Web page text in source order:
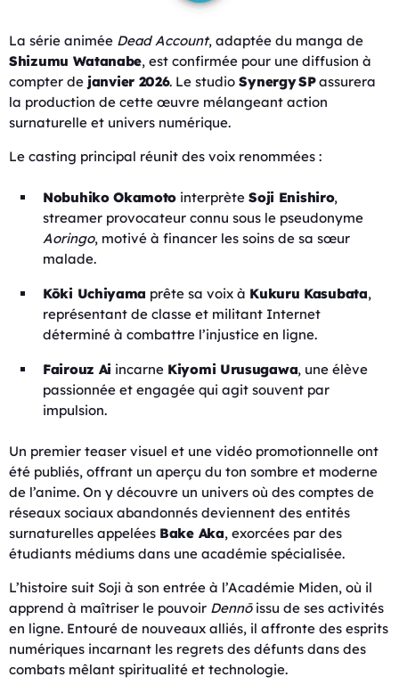
La série animée Dead Account, adaptée du manga de
Shizumu Watanabe, est confirmée pour une diffusion à
compter de janvier 2026. Le studioSynergy SPassurera
la production de cette œuvre mélangeant action
surnaturelle et univers numérique.
Le casting principal réunit des voix renommées :
Nobuhiko Okamoto interprèteSoji Enishiro,
streamer provocateur connu sous le pseudonyme
Aoringo, motivé à financer les soins de sa sœur
malade.
Kōki Uchiyama prête sa voix à Kukuru Kasubata,
représentant de classe et militant Internet
déterminé à combattre l’injustice en ligne.
Fairouz Ai incarne Kiyomi Urusugawa, une élève
passionnée et engagée qui agit souvent par
impulsion.
Un premier teaser visuel et une vidéo promotionnelle ont
été publiés, offrant un aperçu du ton sombre et moderne
de l’anime. On y découvre un univers où des comptes de
réseaux sociaux abandonnés deviennent des entités
surnaturelles appelées Bake Aka, exorcées par des
étudiants médiums dans une académie spécialisée.
L’histoire suit Soji à son entrée à l’Académie Miden, où il
apprend à maîtriser le pouvoir Dennōissu de ses activités
en ligne. Entouré de nouveaux alliés, il affronte des esprits
numériques incarnant les regrets des défunts dans des
combats mêlant spiritualité et technologie.